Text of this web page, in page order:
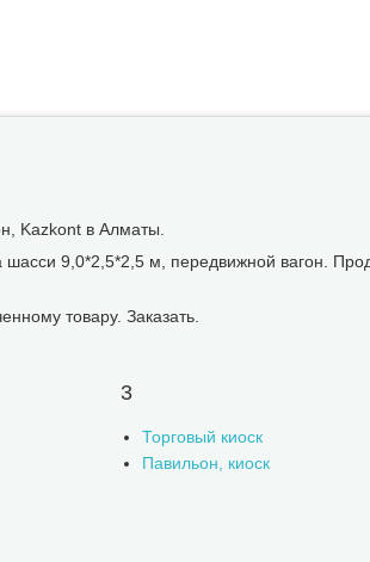
Kazkont в Алматы.
9,0*2,5*2,5 м, передвижной вагон.
товару. Заказать.
3
Торговый киоск
Павильон, киоск